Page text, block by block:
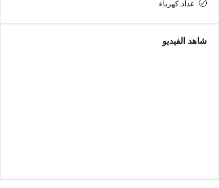
عداد كهرباء
شاهد الفيديو